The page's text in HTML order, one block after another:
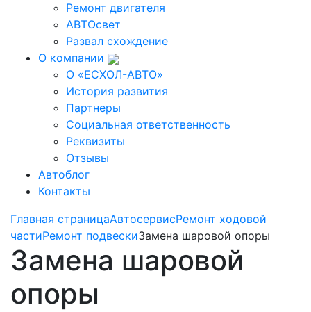
Ремонт двигателя
АВТОсвет
Развал схождение
О компании
О «ЕСХОЛ-АВТО»
История развития
Партнеры
Социальная ответственность
Реквизиты
Отзывы
Автоблог
Контакты
Главная страницаАвтосервисРемонт ходовой
частиРемонт подвескиЗамена шаровой опоры
Замена шаровой
опоры